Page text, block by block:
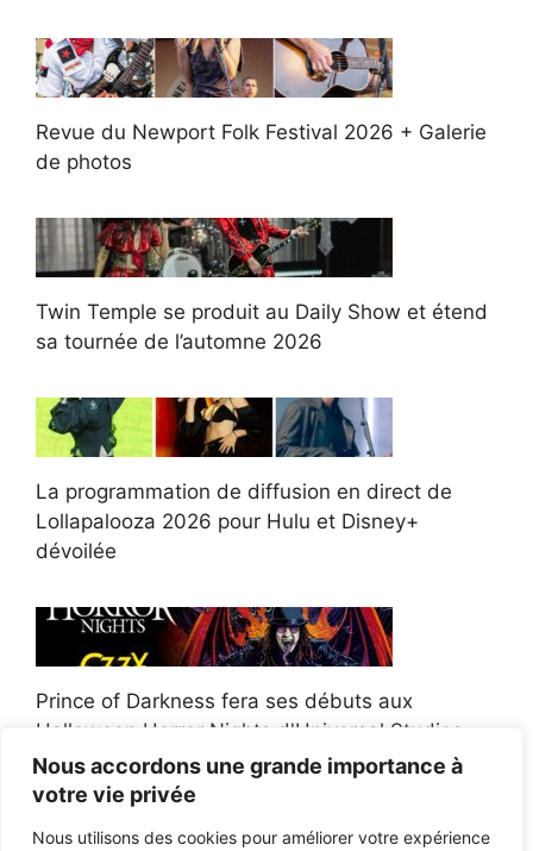
Nous accordons une grande importance à
votre vie privée
Nous utilisons des cookies pour améliorer votre expérience
Revue du Newport Folk Festival 2026 + Galerie
de photos
Twin Temple se produit au Daily Show et étend
sa tournée de l’automne 2026
La programmation de diffusion en direct de
Lollapalooza 2026 pour Hulu et Disney+
dévoilée
Prince of Darkness fera ses débuts aux
Halloween Horror Nights d'Universal Studios